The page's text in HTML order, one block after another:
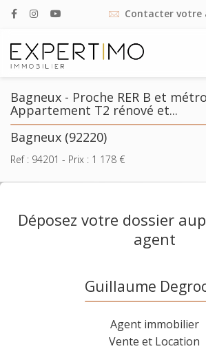
Contacter votre
Bagneux - Proche RER B et
Appartement T2 rénové et...
Bagneux (92220)
Ref : 94201 - Prix : 1 178 €
Déposez votre dossier
agent
Guillaume
Agent immobilier
Vente et Location